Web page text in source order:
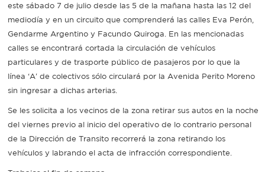
colectivos
Recarga
SUBE
este sábado 7 de julio desde las 5 de la mañana hasta las 12 del
mediodía y en un circuito que comprenderá las calles Eva Perón,
Gendarme Argentino y Facundo Quiroga. En las mencionadas
calles se encontrará cortada la circulación de vehículos
particulares y de trasporte público de pasajeros por lo que la
línea ‘A' de colectivos sólo circulará por la Avenida Perito Moreno
sin ingresar a dichas arterias.
Se les solicita a los vecinos de la zona retirar sus autos en la noche
del viernes previo al inicio del operativo de lo contrario personal
de la Dirección de Transito recorrerá la zona retirando los
vehículos y labrando el acta de infracción correspondiente.